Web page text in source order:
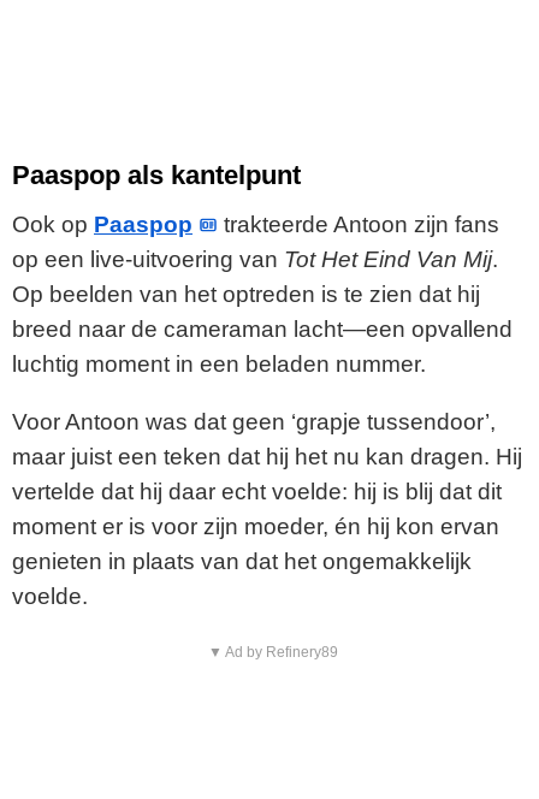
Paaspop als kantelpunt
Ook op Paaspop
trakteerde Antoon zijn fans
op een live-uitvoering van Tot Het Eind Van Mij.
Op beelden van het optreden is te zien dat hij
breed naar de cameraman lacht—een opvallend
luchtig moment in een beladen nummer.
Voor Antoon was dat geen ‘grapje tussendoor’,
maar juist een teken dat hij het nu kan dragen. Hij
vertelde dat hij daar echt voelde: hij is blij dat dit
moment er is voor zijn moeder, én hij kon ervan
genieten in plaats van dat het ongemakkelijk
voelde.
▼ Ad by Refinery89